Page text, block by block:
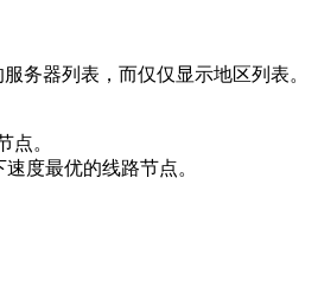
务器列表，而仅仅显示地区列表。
点。
度最优的线路节点。